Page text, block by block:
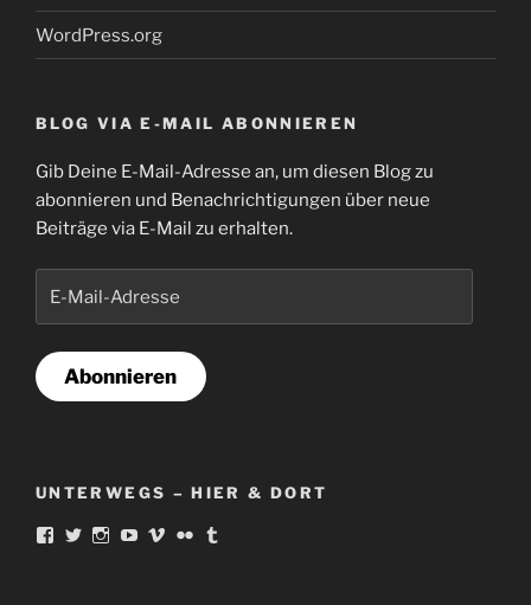
WordPress.org
BLOG VIA E-MAIL ABONNIEREN
Gib Deine E-Mail-Adresse an, um diesen Blog zu
abonnieren und Benachrichtigungen über neue
Beiträge via E-Mail zu erhalten.
Mail-
Abonnieren
UNTERWEGS – HIER & DORT
ProfilProfilProfilProfilProfilProfil